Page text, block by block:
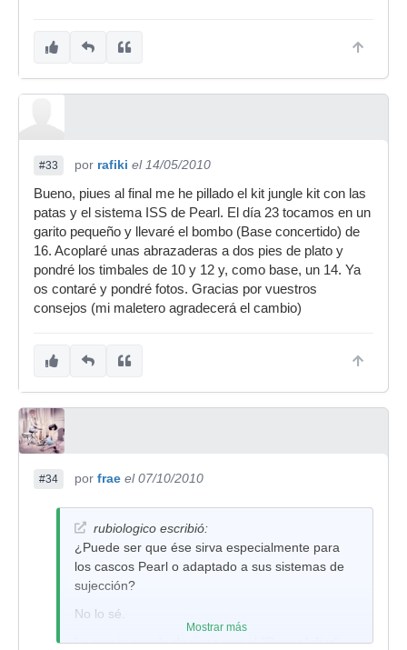
#33 por rafiki el 14/05/2010
Bueno, piues al final me he pillado el kit jungle kit con las
patas y el sistema ISS de Pearl. El día 23 tocamos en un
garito pequeño y llevaré el bombo (Base concertido) de
16. Acoplaré unas abrazaderas a dos pies de plato y
pondré los timbales de 10 y 12 y, como base, un 14. Ya
os contaré y pondré fotos. Gracias por vuestros
consejos (mi maletero agradecerá el cambio)
#34 por frae el 07/10/2010
rubiologico escribió:
¿Puede ser que ése sirva especialmente para
los cascos Pearl o adaptado a sus sistemas de
sujección?
No lo sé.
Lo que te puedo decir es que el "Power Lifter"
Mostrar más